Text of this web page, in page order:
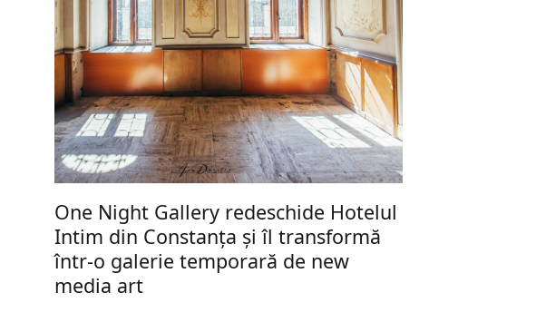
One Night Gallery redeschide Hotelul
Intim din Constanța și îl transformă
într-o galerie temporară de new
media art